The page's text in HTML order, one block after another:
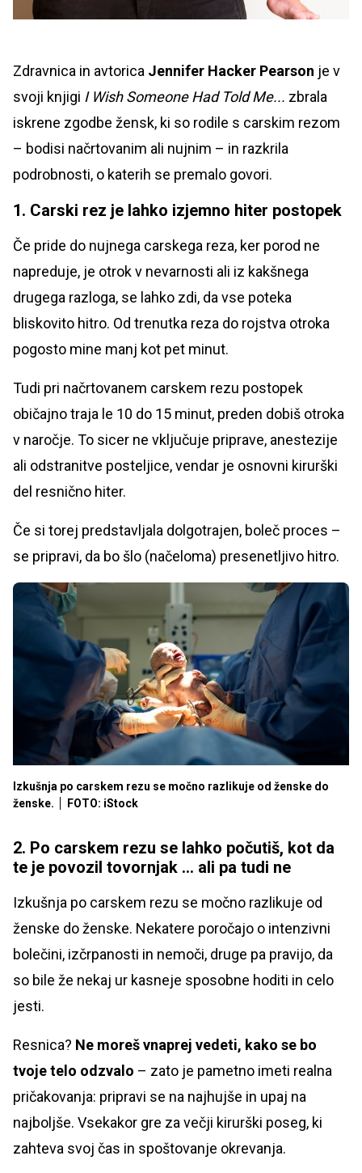
Zdravnica in avtorica Jennifer Hacker Pearson je v
svoji knjigi I Wish Someone Had Told Me... zbrala
iskrene zgodbe žensk, ki so rodile s carskim rezom
– bodisi načrtovanim ali nujnim – in razkrila
podrobnosti, o katerih se premalo govori.
1. Carski rez je lahko izjemno hiter postopek
Če pride do nujnega carskega reza, ker porod ne
napreduje, je otrok v nevarnosti ali iz kakšnega
drugega razloga, se lahko zdi, da vse poteka
bliskovito hitro. Od trenutka reza do rojstva otroka
pogosto mine manj kot pet minut.
Tudi pri načrtovanem carskem rezu postopek
običajno traja le 10 do 15 minut, preden dobiš otroka
v naročje. To sicer ne vključuje priprave, anestezije
ali odstranitve posteljice, vendar je osnovni kirurški
del resnično hiter.
Če si torej predstavljala dolgotrajen, boleč proces –
se pripravi, da bo šlo (načeloma) presenetljivo hitro.
Izkušnja po carskem rezu se močno razlikuje od ženske do
ženske.
FOTO: iStock
2. Po carskem rezu se lahko počutiš, kot da
te je povozil tovornjak ... ali pa tudi ne
Izkušnja po carskem rezu se močno razlikuje od
ženske do ženske. Nekatere poročajo o intenzivni
bolečini, izčrpanosti in nemoči, druge pa pravijo, da
so bile že nekaj ur kasneje sposobne hoditi in celo
jesti.
Resnica? Ne moreš vnaprej vedeti, kako se bo
tvoje telo odzvalo – zato je pametno imeti realna
pričakovanja: pripravi se na najhujše in upaj na
najboljše. Vsekakor gre za večji kirurški poseg, ki
zahteva svoj čas in spoštovanje okrevanja.